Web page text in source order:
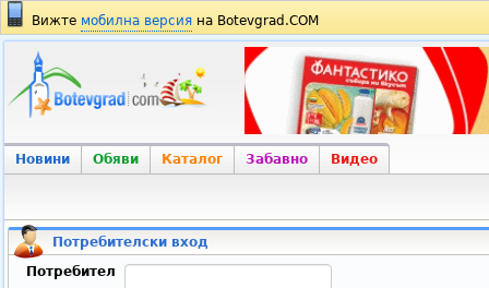
Вижте мобилна версия на Botevgrad.COM
Новини Обяви Каталог Забавно Видео
Потребителски вход
Потребител